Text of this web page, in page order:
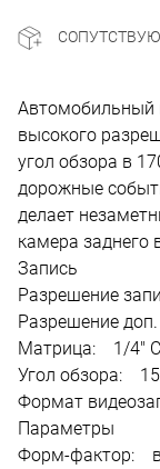
Автомобильный
высокого
угол обзора в
дорожные
делает
камера заднего
Запись
Разрешение
Разрешение
Матрица: 1/4"
Угол обзора:
Формат
Параметры
Форм-фактор: в